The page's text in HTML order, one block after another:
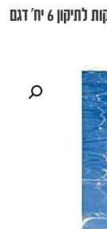
מדבקות לתיקון 6 יח' דגם